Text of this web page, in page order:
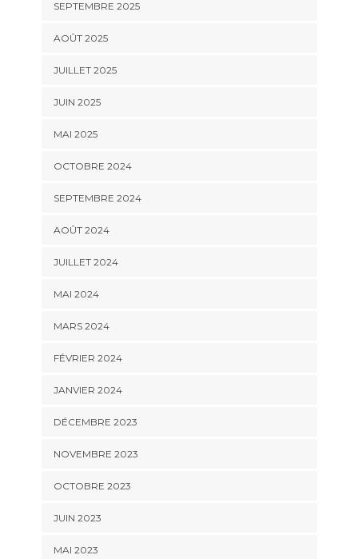
SEPTEMBRE 2025
AOÛT 2025
JUILLET 2025
JUIN 2025
MAI 2025
OCTOBRE 2024
SEPTEMBRE 2024
AOÛT 2024
JUILLET 2024
MAI 2024
MARS 2024
FÉVRIER 2024
JANVIER 2024
DÉCEMBRE 2023
NOVEMBRE 2023
OCTOBRE 2023
JUIN 2023
MAI 2023